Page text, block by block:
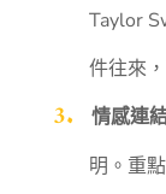
Taylor
件往來
情感連
明。重